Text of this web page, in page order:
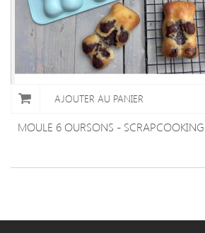
AJOUTER AU PANIER
MOULE 6 OURSONS - SCRAPCOOKING